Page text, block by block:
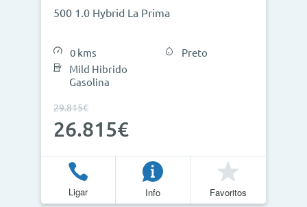
500 1.0 Hybrid La Prima
0 kms
Mild Hibrido
Gasolina
Preto
29.815€
26.815€
Ligar Info Favoritos